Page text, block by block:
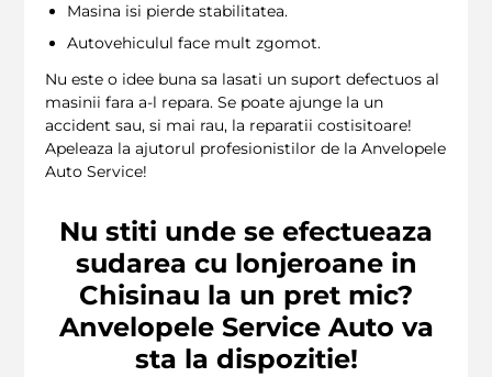
Masina isi pierde stabilitatea.
Autovehiculul face mult zgomot.
Nu este o idee buna sa lasati un suport defectuos al
masinii fara a-l repara. Se poate ajunge la un
accident sau, si mai rau, la reparatii costisitoare!
Apeleaza la ajutorul profesionistilor de la Anvelopele
Auto Service!
Nu stiti unde se efectueaza
sudarea cu lonjeroane in
Chisinau la un pret mic?
Anvelopele Service Auto va
sta la dispozitie!